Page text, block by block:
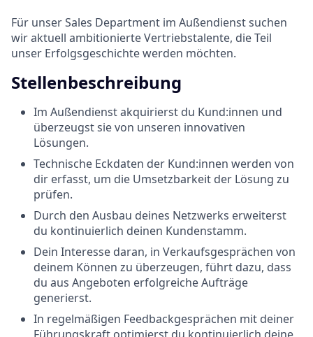
Für unser Sales Department im Außendienst suchen
wir aktuell ambitionierte Vertriebstalente, die Teil
unser Erfolgsgeschichte werden möchten.
Stellenbeschreibung
Im Außendienst akquirierst du Kund:innen und
überzeugst sie von unseren innovativen
Lösungen.
Technische Eckdaten der Kund:innen werden von
dir erfasst, um die Umsetzbarkeit der Lösung zu
prüfen.
Durch den Ausbau deines Netzwerks erweiterst
du kontinuierlich deinen Kundenstamm.
Dein Interesse daran, in Verkaufsgesprächen von
deinem Können zu überzeugen, führt dazu, dass
du aus Angeboten erfolgreiche Aufträge
generierst.
In regelmäßigen Feedbackgesprächen mit deiner